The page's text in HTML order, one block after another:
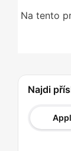
Na tento
Najdi